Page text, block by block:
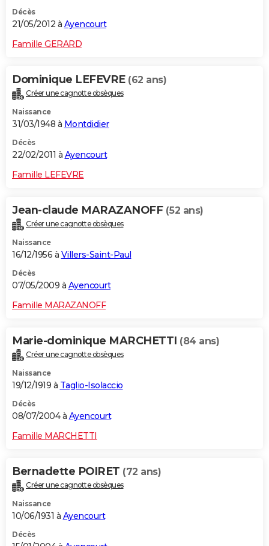
Décès
21/05/2012 à Ayencourt
Famille GERARD
Dominique LEFEVRE (62 ans)
Créer une cagnotte obsèques
Naissance
31/03/1948 à Montdidier
Décès
22/02/2011 à Ayencourt
Famille LEFEVRE
Jean-claude MARAZANOFF (52 ans)
Créer une cagnotte obsèques
Naissance
16/12/1956 à Villers-Saint-Paul
Décès
07/05/2009 à Ayencourt
Famille MARAZANOFF
Marie-dominique MARCHETTI (84 ans)
Créer une cagnotte obsèques
Naissance
19/12/1919 à Taglio-Isolaccio
Décès
08/07/2004 à Ayencourt
Famille MARCHETTI
Bernadette POIRET (72 ans)
Créer une cagnotte obsèques
Naissance
10/06/1931 à Ayencourt
Décès